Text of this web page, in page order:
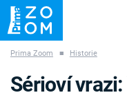
Prima Zoom ■ Historie
Sérioví